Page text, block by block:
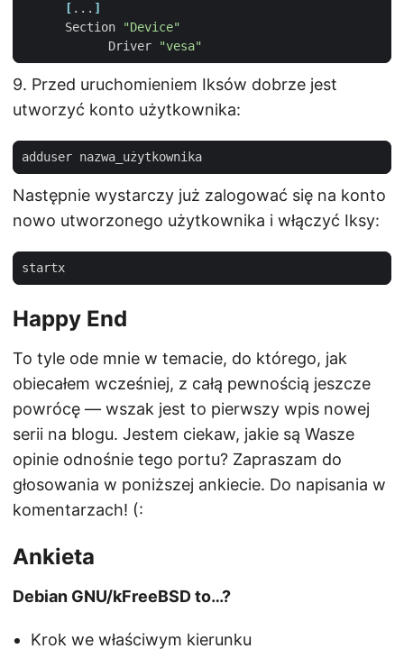
[ ... ]
      Section
"Device"
            Driver
"vesa"
9. Przed uruchomieniem Iksów dobrze jest
utworzyć konto użytkownika:
Następnie wystarczy już zalogować się na konto
nowo utworzonego użytkownika i włączyć Iksy:
Happy End
To tyle ode mnie w temacie, do którego, jak
obiecałem wcześniej, z całą pewnością jeszcze
powrócę — wszak jest to pierwszy wpis nowej
serii na blogu. Jestem ciekaw, jakie są Wasze
opinie odnośnie tego portu? Zapraszam do
głosowania w poniższej ankiecie. Do napisania w
komentarzach! (:
Ankieta
Debian GNU/kFreeBSD to…?
Krok we właściwym kierunku